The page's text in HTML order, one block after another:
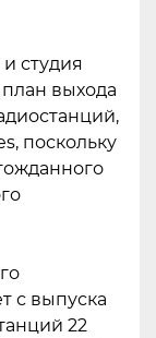
студия
выхода
поскольку
с выпуска
22